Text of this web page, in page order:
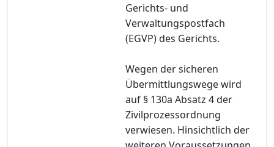
Gerichts- und
Verwaltungspostfach
(EGVP) des Gerichts.
Wegen der sicheren
Übermittlungswege wird
auf § 130a Absatz 4 der
Zivilprozessordnung
verwiesen. Hinsichtlich der